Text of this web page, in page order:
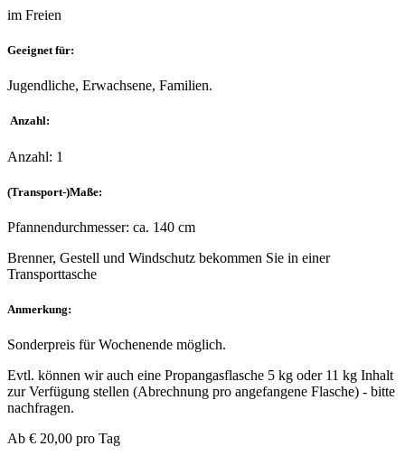
im Freien
Geeignet für:
Jugendliche, Erwachsene, Familien.
Anzahl:
Anzahl: 1
(Transport-)Maße:
Pfannendurchmesser: ca. 140 cm
Brenner, Gestell und Windschutz bekommen Sie in einer
Transporttasche
Anmerkung:
Sonderpreis für Wochenende möglich.
Evtl. können wir auch eine Propangasflasche 5 kg oder 11 kg Inhalt
zur Verfügung stellen (Abrechnung pro angefangene Flasche) - bitte
nachfragen.
Ab € 20,00 pro Tag